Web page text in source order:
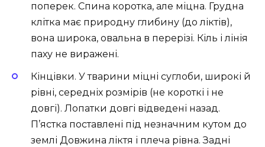
поперек. Спина коротка, але міцна. Грудна
клітка має природну глибину (до ліктів),
вона широка, овальна в перерізі. Кіль і лінія
паху не виражені.
Кінцівки. У тварини міцні суглоби, широкі й
рівні, середніх розмірів (не короткі і не
довгі). Лопатки довгі відведені назад.
П’ястка поставлені під незначним кутом до
землі Довжина ліктя і плеча рівна. Задні